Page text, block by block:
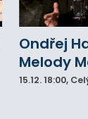
Ondřej
Melody
15.12. 18:00,